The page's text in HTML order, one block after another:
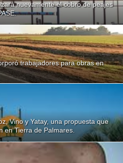
nuevamente el cobro de peajes
trabajadores para obras en
Vino y Yatay, una propuesta que
en Tierra de Palmares.